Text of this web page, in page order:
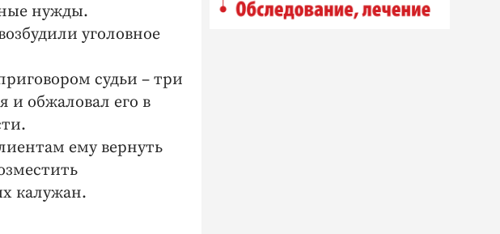
нужды.
уголовное
судьи – три
и обжаловал его в
ему вернуть
калужан.